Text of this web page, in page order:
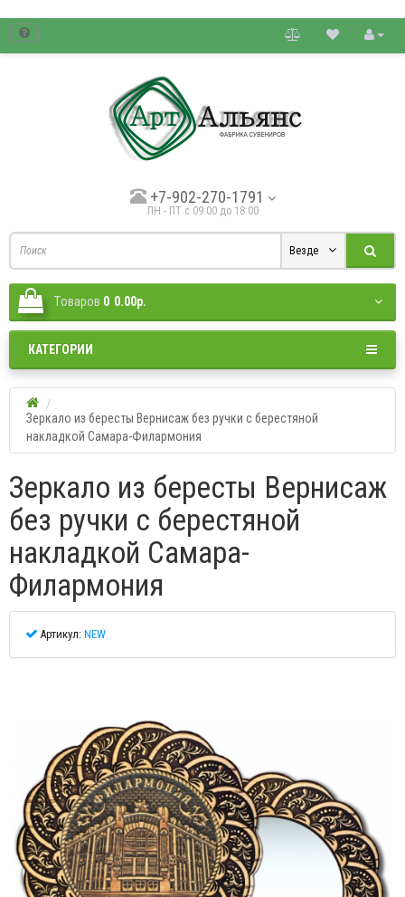
+7-902-270-1791
ПН - ПТ с 09:00 до 18:00
Везде
Tоваров 0 0.00р.
КАТЕГОРИИ
Зеркало из бересты Вернисаж без ручки с берестяной
накладкой Самара-Филармония
Зеркало из бересты Вернисаж
без ручки с берестяной
накладкой Самара-
Филармония
Артикул: NEW